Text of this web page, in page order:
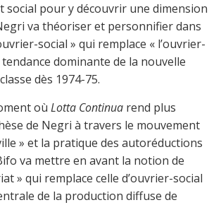
pour y découvrir une dimension
va théoriser et personnifier dans
social » qui remplace « l’ouvrier-
tendance dominante de la nouvelle
dès 1974-75.
où Lotta Continua rend plus
de Negri à travers le mouvement
» et la pratique des autoréductions
va mettre en avant la notion de
» qui remplace celle d’ouvrier-social
de la production diffuse de